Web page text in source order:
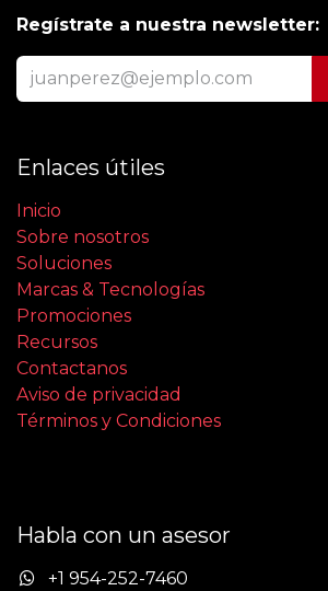
Regístrate a nuestra newsletter:
Enlaces útiles
Inicio
Sobre nosotros
Soluciones
Marcas & Tecnologías
Promociones
Recursos
Contactanos
Aviso de privacidad
Términos y Condiciones
Habla con un asesor
+1 954-252-7460